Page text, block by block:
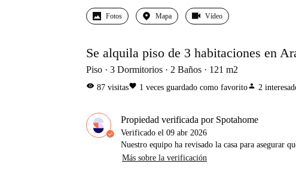
Fotos Mapa Vídeo
Se alquila piso de 3 habitaciones en
Piso 3 Dormitorios 2 Baños 121 m2
visibility 87 visitasfavorite 1 veces guardado como favoritoperson 2
Propiedad verificada por Spotahome
Verificado el 09 abr 2026
Nuestro equipo ha revisado la casa para asegurar
Más sobre la verificación